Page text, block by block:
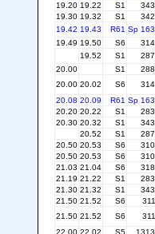
19.20 19.22 S1
19.30 19.32 S1
19.42 19.43 R61 Sp
19.49 19.50 S6
19.52
S1
20.00
S1
20.00 20.02 S6
20.08 20.09 R61 Sp
20.20 20.22 S1
20.30 20.32 S1
20.52
S1
20.50 20.53 S6
20.50 20.53 S6
21.03 21.04 S6
21.19 21.22 S1
21.30 21.32 S1
21.50 21.52 S6
21.50 21.52 S6